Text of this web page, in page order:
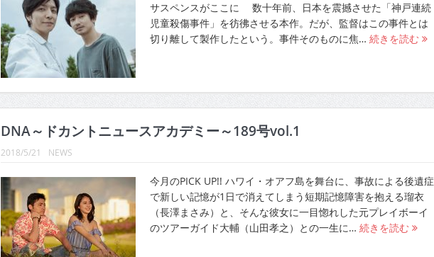
サスペンスがここに 数十年前、日本を震撼させた「神戸連続
児童殺傷事件」を彷彿させる本作。だが、監督はこの事件とは
切り離して製作したという。事件そのものに焦… 続きを読む
DNA～ドカントニュースアカデミー～189号vol.1
2018/5/21 NEWS
今月のPICK UP!! ハワイ・オアフ島を舞台に、事故による後遺症
で新しい記憶が1日で消えてしまう短期記憶障害を抱える瑠衣
（長澤まさみ）と、そんな彼女に一目惚れした元プレイボーイ
のツアーガイド大輔（山田孝之）との一生に… 続きを読む